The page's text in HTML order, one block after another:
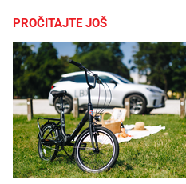
PROČITAJTE JOŠ